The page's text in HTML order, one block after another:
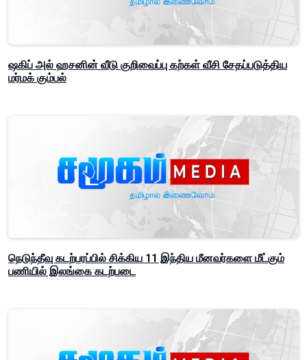
ஷகிப் அல் ஹசனின் வீடு குறிவைப்பு கற்கள் வீசி சேதப்படுத்திய
மர்மக் கும்பல்
நெடுந்தீவு கடற்பரப்பில் சிக்கிய 11 இந்திய மீனவர்களை மீட்கும்
பணியில் இலங்கை கடற்படை